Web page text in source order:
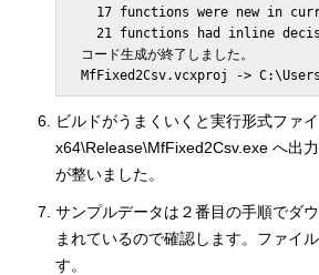
17 functions were new in
21 functions had inline
  コード生成が終了しました。
ビルドがうまくいくと実行形式ファ
x64\Release\MfFixed2Csv.exe へ出
が整いました。
サンプルデータは２番目の手順でダ
まれているので確認します。ファイ
す。